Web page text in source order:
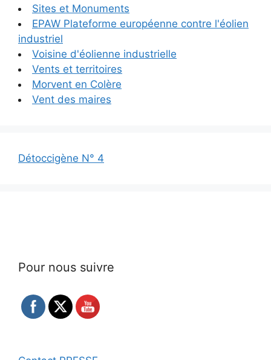
Sites et Monuments
EPAW Plateforme européenne contre l'éolien
industriel
Voisine d'éolienne industrielle
Vents et territoires
Morvent en Colère
Vent des maires
Détoccigène N° 4
Pour nous suivre